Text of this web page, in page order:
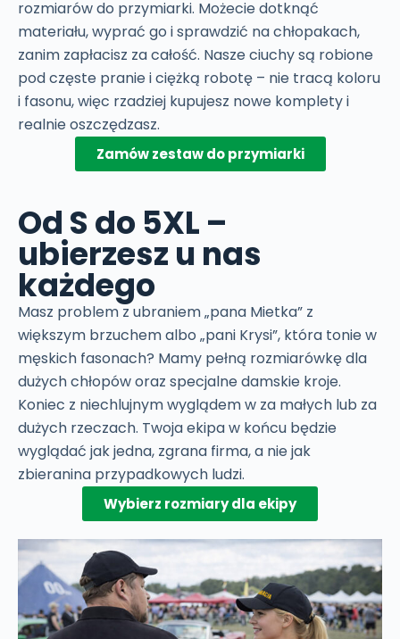
rozmiarów do przymiarki. Możecie dotknąć
materiału, wyprać go i sprawdzić na chłopakach,
zanim zapłacisz za całość. Nasze ciuchy są robione
pod częste pranie i ciężką robotę – nie tracą koloru
i fasonu, więc rzadziej kupujesz nowe komplety i
realnie oszczędzasz.
Zamów zestaw do przymiarki
Od S do 5XL –
ubierzesz u nas
każdego
Masz problem z ubraniem „pana Mietka” z
większym brzuchem albo „pani Krysi”, która tonie w
męskich fasonach? Mamy pełną rozmiarówkę dla
dużych chłopów oraz specjalne damskie kroje.
Koniec z niechlujnym wyglądem w za małych lub za
dużych rzeczach. Twoja ekipa w końcu będzie
wyglądać jak jedna, zgrana firma, a nie jak
zbieranina przypadkowych ludzi.
Wybierz rozmiary dla ekipy